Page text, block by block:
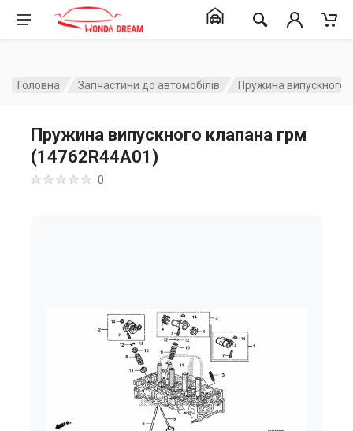
Головна Запчастини до автомобілів Пружина випускного
Пружина випускного клапана грм
(14762R44A01)
0